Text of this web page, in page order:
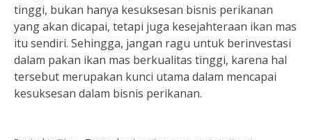
tinggi, bukan hanya kesuksesan bisnis perikanan
yang akan dicapai, tetapi juga kesejahteraan ikan mas
itu sendiri. Sehingga, jangan ragu untuk berinvestasi
dalam pakan ikan mas berkualitas tinggi, karena hal
tersebut merupakan kunci utama dalam mencapai
kesuksesan dalam bisnis perikanan.